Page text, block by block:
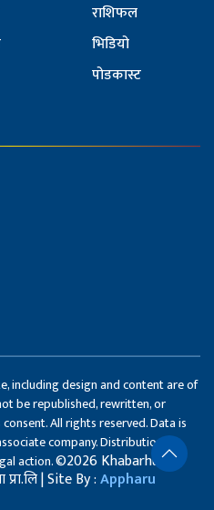
राशिफल
भिडियो
पोडकास्ट
including design and content are of
be republished, rewritten, or
All rights reserved. Data is
company. Distribution of
action.©2026 Khabarhub
प्रा.लि | Site By :Appharu